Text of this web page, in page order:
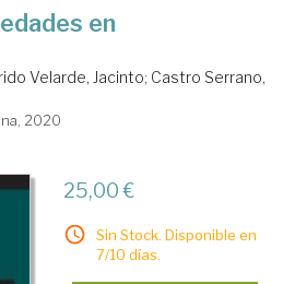
en
Velarde, Jacinto; Castro Serrano,
2020
25,00 €
Sin Stock. Disponible en
7/10 días.